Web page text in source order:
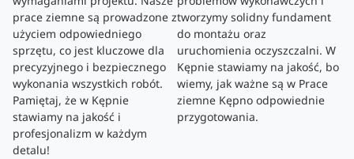
prace ziemne są prowadzone z
użyciem odpowiedniego
sprzętu, co jest kluczowe dla
precyzyjnego i bezpiecznego
wykonania wszystkich robót.
Pamiętaj, że w Kępnie
stawiamy na jakość i
profesjonalizm w każdym
detalu!
tworzymy solidny fundament
do montażu oraz
uruchomienia oczyszczalni. W
Kępnie stawiamy na jakość, bo
wiemy, jak ważne są w Prace
ziemne Kępno odpowiednie
przygotowania.